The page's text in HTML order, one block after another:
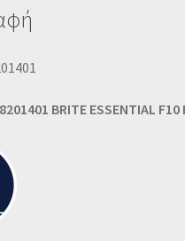
BRITE ESSENTIAL F10